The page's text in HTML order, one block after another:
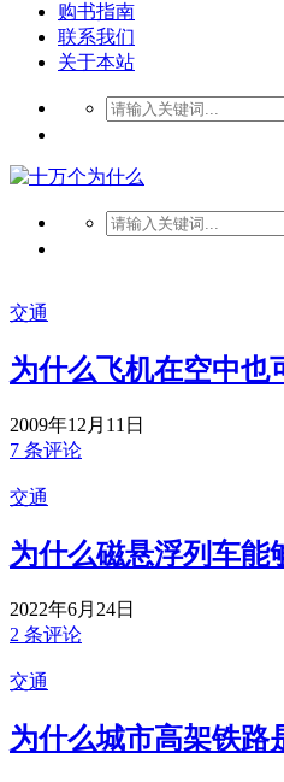
购书指南
联系我们
关于本站
交通
为什么飞机在空中也
2009年12月11日
7 条评论
交通
为什么磁悬浮列车能
2022年6月24日
2 条评论
交通
为什么城市高架铁路